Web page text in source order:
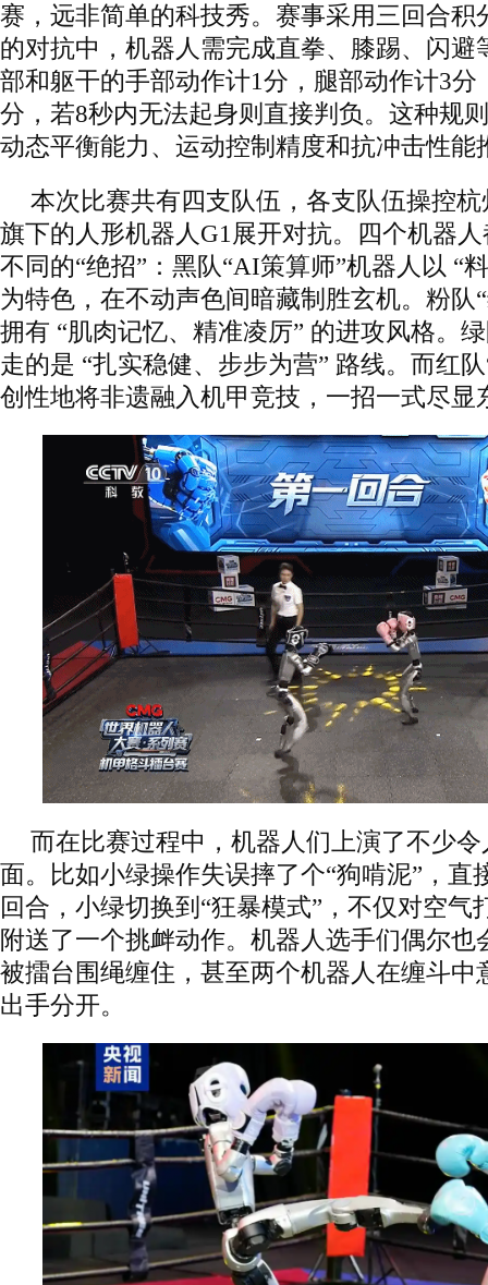
赛，远非简单的科技秀。赛事采用三回合积
的对抗中，机器人需完成直拳、膝踢、闪避
部和躯干的手部动作计1分，腿部动作计3分
分，若8秒内无法起身则直接判负。这种规
动态平衡能力、运动控制精度和抗冲击性能
本次比赛共有四支队伍，各支队伍操控
旗下的人形机器人G1展开对抗。四个机器
不同的“绝招”：黑队“AI策算师”机器人以 “
为特色，在不动声色间暗藏制胜玄机。粉队
拥有 “肌肉记忆、精准凌厉” 的进攻风格。
走的是 “扎实稳健、步步为营” 路线。而红
创性地将非遗融入机甲竞技，一招一式尽显
而在比赛过程中，机器人们上演了不少
面。比如小绿操作失误摔了个“狗啃泥”，直
回合，小绿切换到“狂暴模式”，不仅对空气
附送了一个挑衅动作。机器人选手们偶尔也
被擂台围绳缠住，甚至两个机器人在缠斗中
出手分开。